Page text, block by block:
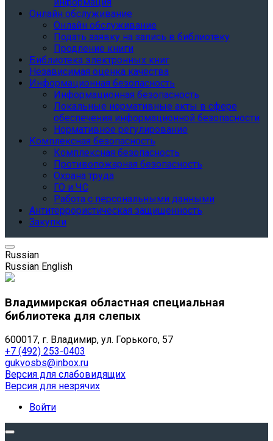
Онлайн обслуживание
Онлайн обслуживание
Подать заявку на запись в библиотеку
Продление книги
Библиотека электронных книг
Независимая оценка качества
Информационная безопасность
Информационная безопасность
Локальные нормативные акты в сфере
обеспечения информационной безопасности
Нормативное регулирование
Комплексная безопасность
Комплексная безопасность
Противопожарная безопасность
Охрана труда
ГО и ЧС
Работа с персональными данными
Антитеррористическая защищенность
Закупки
Russian
Russian English
Владимирская областная специальная
библиотека для слепых
600017, г. Владимир, ул. Горького, 57
+7 (492) 253-0403
gukvosbs@inbox.ru
Версия для слабовидящих
Версия для незрячих
Войти